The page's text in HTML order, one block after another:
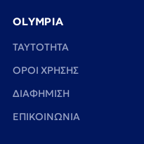
OLYMPIA
TAYTOTHTA
ΟΡΟΙ ΧΡΗΣΗΣ
ΔΙΑΦΗΜΙΣΗ
ΕΠΙΚΟΙΝΩΝΙΑ